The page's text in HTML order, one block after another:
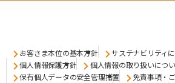
お客さま本位の基本方針
サステナビリティ
個人情報保護方針
個人情報の取り扱いにつ
保有個人データの安全管理措置
免責事項・